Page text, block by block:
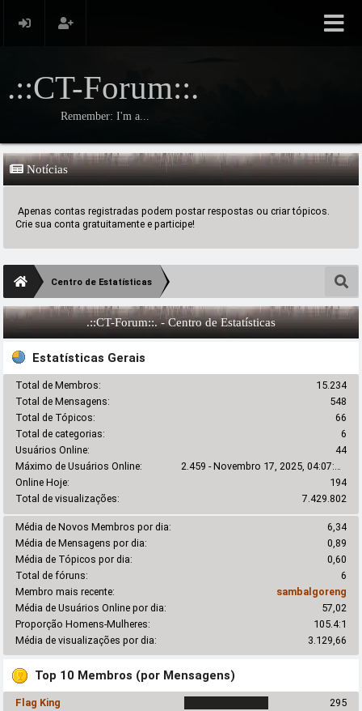
.::CT-Forum::.
Remember: I'm a...
Notícias
Apenas contas registradas podem postar respostas ou criar tópicos.
Crie sua conta gratuitamente e participe!
Centro de Estatísticas
.::CT-Forum::. - Centro de Estatísticas
Estatísticas Gerais
Total de Membros:
15.234
Total de Mensagens:
548
Total de Tópicos:
66
Total de categorias:
6
Usuários Online:
44
Máximo de Usuários Online:
2.459 - Novembro 17, 2025, 04:07:10 pm
Online Hoje:
194
Total de visualizações:
7.429.802
Média de Novos Membros por dia:
6,34
Média de Mensagens por dia:
0,89
Média de Tópicos por dia:
0,60
Total de fóruns:
6
Membro mais recente:
sambalgoreng
Média de Usuários Online por dia:
57,02
Proporção Homens-Mulheres:
105.4:1
Média de visualizações por dia:
3.129,66
Top 10 Membros (por Mensagens)
Flag King
295